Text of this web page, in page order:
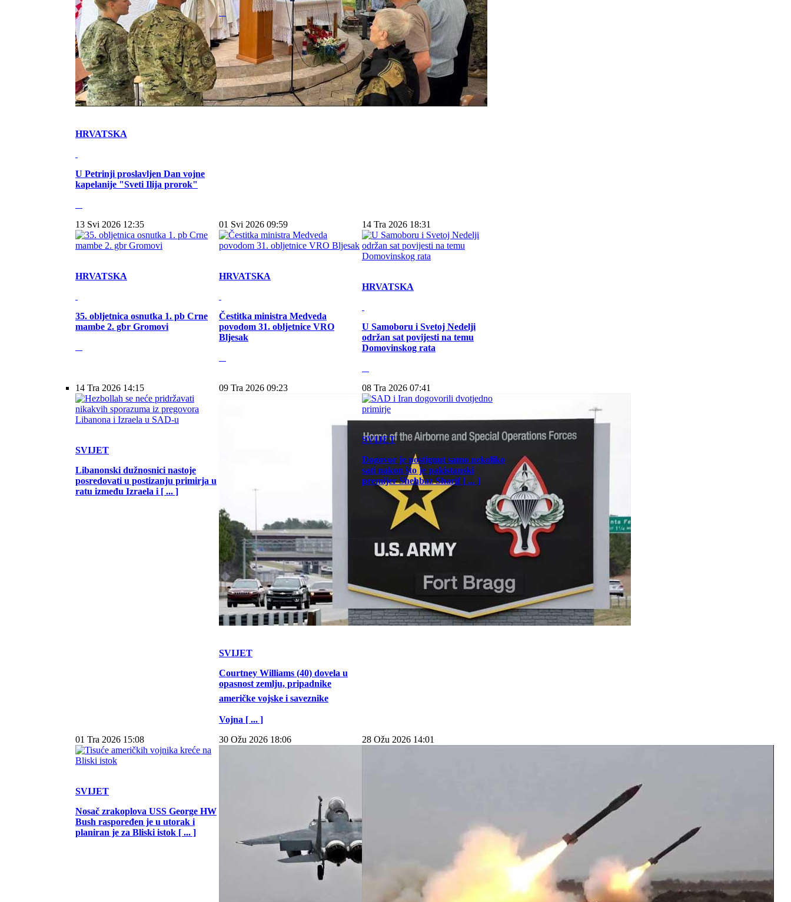
HRVATSKA
U Petrinji proslavljen Dan vojne
kapelanije "Sveti Ilija prorok"
13 Svi 2026 12:35
HRVATSKA
35. obljetnica osnutka 1. pb Crne
mambe 2. gbr Gromovi
01 Svi 2026 09:59
HRVATSKA
Čestitka ministra Medveda
povodom 31. obljetnice VRO
Bljesak
14 Tra 2026 18:31
HRVATSKA
U Samoboru i Svetoj Nedelji
održan sat povijesti na temu
Domovinskog rata
14 Tra 2026 14:15
SVIJET
Libanonski dužnosnici nastoje
posredovati u postizanju primirja u
ratu između Izraela i [ ... ]
09 Tra 2026 09:23
SVIJET
Courtney Williams (40) dovela u
opasnost zemlju, pripadnike
američke vojske i saveznike
Vojna [ ... ]
08 Tra 2026 07:41
SVIJET
Dogovor je postignut samo nekoliko
sati nakon što je pakistanski
premijer Shehbaz Sharif [ ... ]
01 Tra 2026 15:08
SVIJET
Nosač zrakoplova USS George HW
Bush raspoređen je u utorak i
planiran je za Bliski istok [ ... ]
30 Ožu 2026 18:06 28 Ožu 2026 14:01